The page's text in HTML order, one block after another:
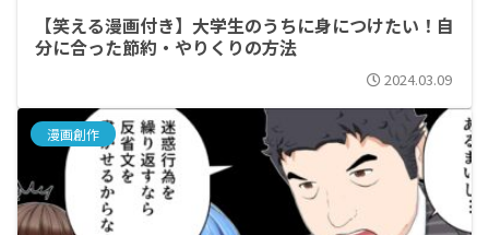
【笑える漫画付き】大学生のうちに身につけたい！自
分に合った節約・やりくりの方法
2024.03.09
漫画創作